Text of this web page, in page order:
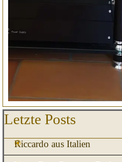
Block überspringen Letzte
Letzte Posts
Riccardo aus Italien